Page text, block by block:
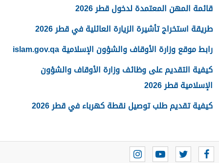
قائمة المهن المعتمدة لدخول قطر 2026
طريقة استخراج تأشيرة الزيارة العائلية في قطر 2026
رابط موقع وزارة الأوقاف والشؤون الإسلامية islam.gov.qa
كيفية التقديم على وظائف وزارة الأوقاف والشؤون
الإسلامية قطر 2026
كيفية تقديم طلب توصيل نقطة كهرباء في قطر 2026